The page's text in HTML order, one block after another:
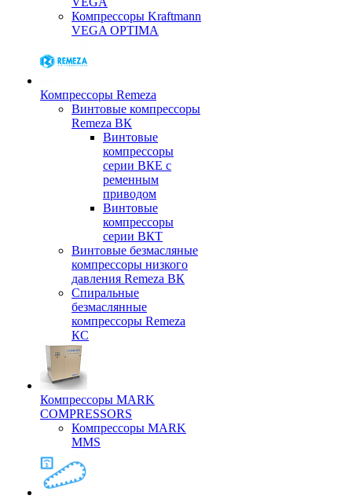
Компрессоры Kraftmann
VEGA OPTIMA
Компрессоры Remeza
Винтовые компрессоры
Remeza ВК
Винтовые
компрессоры
серии ВКЕ с
ременным
приводом
Винтовые
компрессоры
серии ВКТ
Винтовые безмасляные
компрессоры низкого
давления Remeza ВК
Спиральные
безмаслянные
компрессоры Remeza
КС
Компрессоры MARK
COMPRESSORS
Компрессоры MARK
MMS